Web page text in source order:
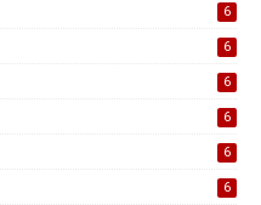
6
6
6
6
6
6